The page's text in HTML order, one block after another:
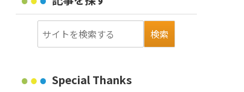
Special Thanks